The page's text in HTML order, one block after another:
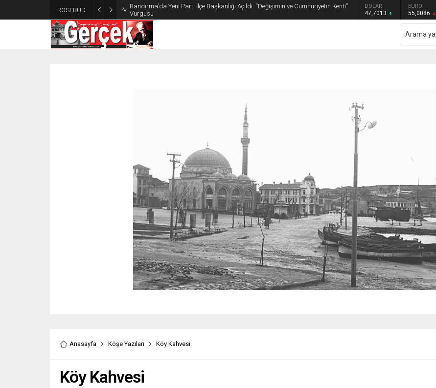
ROSEBUD
Bandırma’da Yeni Parti İlçe Başkanlığı Açıldı: “Değişimin ve Cumhuriyetin Kenti”
Vurgusu
GRAM ALTIN DOLAR
47,7013
EURO
55,0086
Anasayfa Köşe Yazıları Köy Kahvesi
Köy Kahvesi